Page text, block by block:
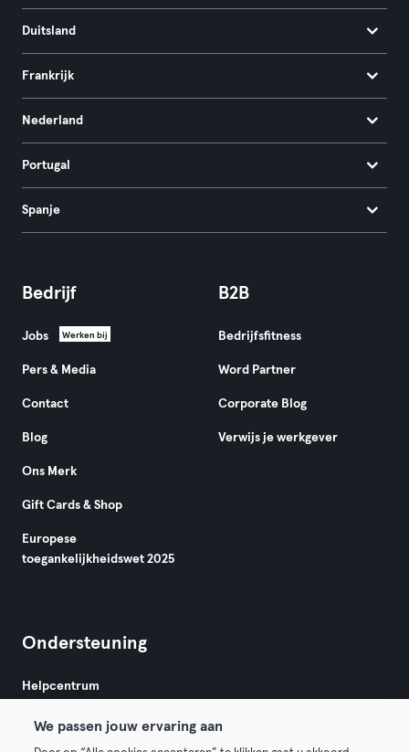
Duitsland
Frankrijk
Nederland
Portugal
Spanje
Bedrijf
Jobs Werken bij
Pers & Media
Contact
Blog
Ons Merk
Gift Cards & Shop
Europese
toegankelijkheidswet 2025
B2B
Bedrijfsfitness
Word Partner
Corporate Blog
Verwijs je werkgever
Ondersteuning
Helpcentrum
We passen jouw ervaring aan